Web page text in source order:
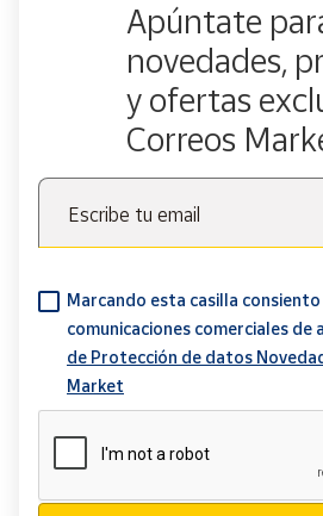
Apúntate
novedades,
y ofertas
Correos
Escribe tu email
Marcando esta casilla
comunicaciones comerciales de
de Protección de datos
Market